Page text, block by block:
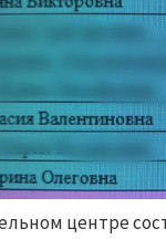
центре